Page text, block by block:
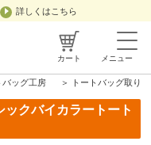
詳しくはこちら
カート メニュー
バッグ工房 ＞ トートバッグ取り
クバイカラートート